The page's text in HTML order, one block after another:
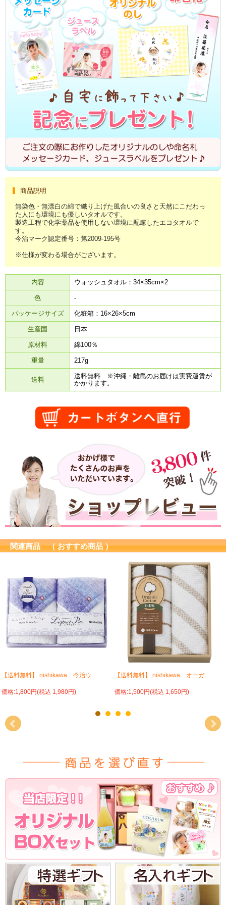
商品説明
無染色・無漂白の綿で織り上げた風合いの良さと天然にこだわっ
た人にも環境にも優しいタオルです。
製造工程で化学薬品を使用しない環境に配慮したエコタオルで
す。
今治マーク認定番号：第2009-195号
※仕様が変わる場合がございます。
内容 ウォッシュタオル：34×35cm×2
色 -
パッケージサイズ 化粧箱：16×26×5cm
生産国 日本
原材料 綿100％
重量 217g
送料
送料無料 ※沖縄・離島のお届けは実費運賃が
かかります。
関連商品 （ おすすめ商品 ）
【送料無料】 nishikawa 今治ウ...
価格:1,800円(税込 1,980円)
【送料無料】 nishikawa オーガ...
価格:1,500円(税込 1,650円)